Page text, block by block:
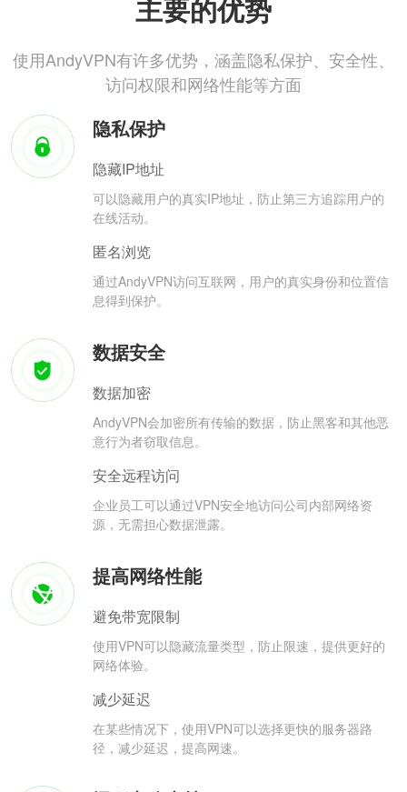
主要的优势
使用AndyVPN有许多优势，涵盖隐私保护、安全性、
访问权限和网络性能等方面
隐私保护
隐藏IP地址
可以隐藏用户的真实IP地址，防止第三方追踪用户的
在线活动。
匿名浏览
通过AndyVPN访问互联网，用户的真实身份和位置信
息得到保护。
数据安全
数据加密
AndyVPN会加密所有传输的数据，防止黑客和其他恶
意行为者窃取信息。
安全远程访问
企业员工可以通过VPN安全地访问公司内部网络资
源，无需担心数据泄露。
提高网络性能
避免带宽限制
使用VPN可以隐藏流量类型，防止限速，提供更好的
网络体验。
减少延迟
在某些情况下，使用VPN可以选择更快的服务器路
径，减少延迟，提高网速。